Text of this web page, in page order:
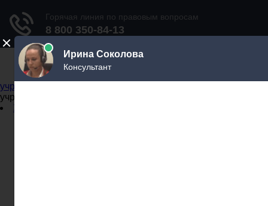
Не официальный справочник государственных
учреждений
учреждений
Задать вопрос юристу